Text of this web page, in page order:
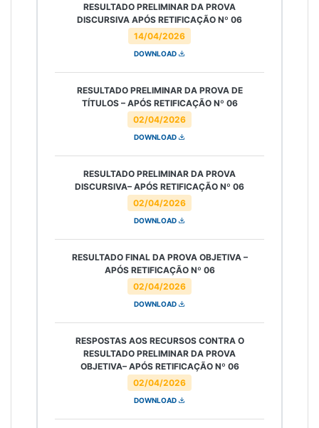
14/04/2026
RESULTADO PRELIMINAR DA PROVA
DISCURSIVA APÓS RETIFICAÇÃO Nº 06
DOWNLOAD
02/04/2026
RESULTADO PRELIMINAR DA PROVA DE
TÍTULOS – APÓS RETIFICAÇÃO Nº 06
DOWNLOAD
02/04/2026
RESULTADO PRELIMINAR DA PROVA
DISCURSIVA– APÓS RETIFICAÇÃO Nº 06
DOWNLOAD
02/04/2026
RESULTADO FINAL DA PROVA OBJETIVA –
APÓS RETIFICAÇÃO Nº 06
DOWNLOAD
02/04/2026
RESPOSTAS AOS RECURSOS CONTRA O
RESULTADO PRELIMINAR DA PROVA
OBJETIVA– APÓS RETIFICAÇÃO Nº 06
DOWNLOAD